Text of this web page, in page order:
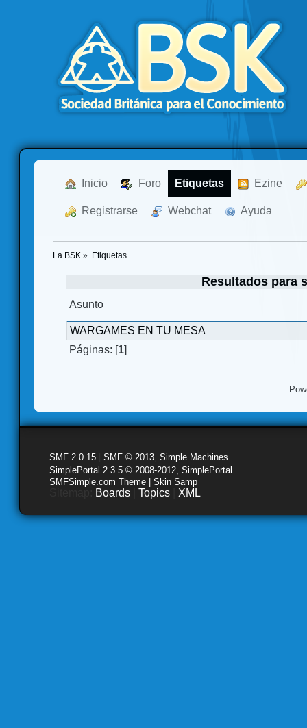
Inicio Foro Etiquetas Ezine
Registrarse Webchat Ayuda
La BSK » Etiquetas
Resultados para
Asunto
WARGAMES EN TU MESA
Páginas: [1]
SMF 2.0.15 SMF © 2013 Simple Machines
SimplePortal 2.3.5 © 2008-2012, SimplePortal
SMFSimple.com Theme | Skin Samp
Boards Topics XML